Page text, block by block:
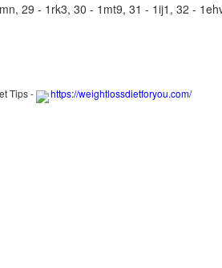
29 - 1rk3, 30 - 1mt9, 31 - 1ij1, 32 -
Tips - https://weightlossdietforyou.com/